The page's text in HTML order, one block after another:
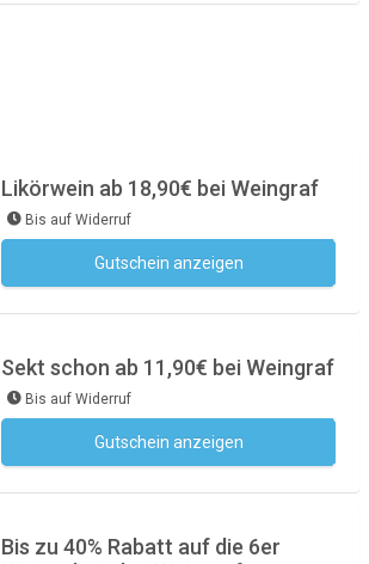
Likörwein ab 18,90€ bei Weingraf
Bis auf Widerruf
Gutschein anzeigen
Sekt schon ab 11,90€ bei Weingraf
Bis auf Widerruf
Gutschein anzeigen
Bis zu 40% Rabatt auf die 6er